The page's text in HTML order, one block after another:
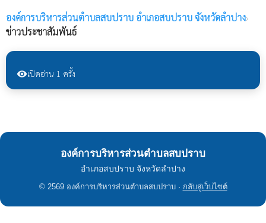
องค์การบริหารส่วนตำบลสบปราบ อำเภอสบปราบ จังหวัดลำปาง›
ข่าวประชาสัมพันธ์
visibilityเปิดอ่าน 1 ครั้ง
องค์การบริหารส่วนตำบลสบปราบ
อำเภอสบปราบ จังหวัดลำปาง
© 2569 องค์การบริหารส่วนตำบลสบปราบ · กลับสู่เว็บไซต์